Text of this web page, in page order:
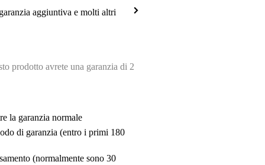
aggiuntiva e molti altri
prodotto avrete una garanzia di 2
la garanzia normale
di garanzia (entro i primi 180
(normalmente sono 30